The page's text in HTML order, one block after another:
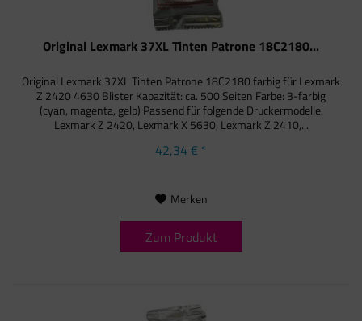
Original Lexmark 37XL Tinten Patrone 18C2180...
Original Lexmark 37XL Tinten Patrone 18C2180 farbig für Lexmark
Z 2420 4630 Blister Kapazität: ca. 500 Seiten Farbe: 3-farbig
(cyan, magenta, gelb) Passend für folgende Druckermodelle:
Lexmark Z 2420, Lexmark X 5630, Lexmark Z 2410,...
42,34 € *
Merken
Zum Produkt